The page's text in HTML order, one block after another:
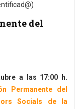
del
a las 17:00 h.
Permanente del
Socials de la